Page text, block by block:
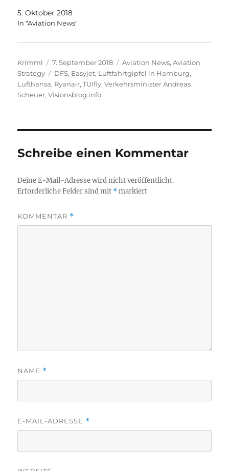
5. Oktober 2018
In "Aviation News"
Autor
Krimml
Veröffentlicht
am
7. September 2018 Kategorien
Aviation News,Aviation
Strategy
Schlagwörter
DFS, Easyjet, Luftfahrtgipfel in Hamburg,
Lufthansa, Ryanair,TUIfly,Verkehrsminister Andreas
Scheuer,Visionsblog.info
Schreibe einen Kommentar
Deine E-Mail-Adresse wird nicht veröffentlicht.
Erforderliche Felder sind mit *markiert
KOMMENTAR *
NAME *
E-MAIL-ADRESSE *